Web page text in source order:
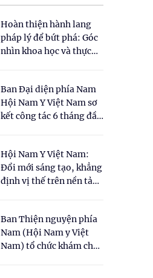
Hoàn thiện hành lang
pháp lý để bứt phá: Góc
nhìn khoa học và thực
cho Luật Y dược cổ
truyền Việt Nam"
Ban Đại diện phía Nam
Hội Nam Y Việt Nam sơ
kết công tác 6 tháng đầu
Hội Nam Y Việt Nam:
Đổi mới sáng tạo, khẳng
định vị thế trên nền tảng
Ban Thiện nguyện phía
Nam (Hội Nam y Việt
Nam) tổ chức khám chữa